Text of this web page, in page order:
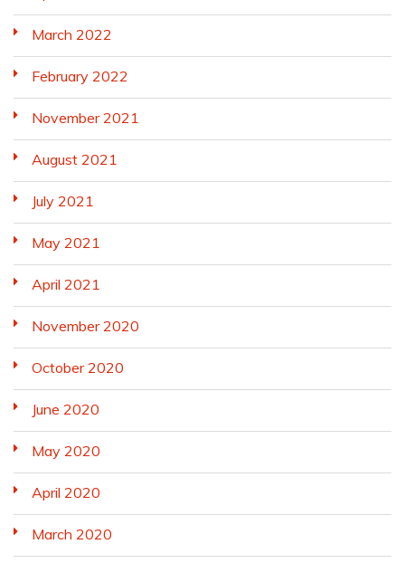
March 2022
February 2022
November 2021
August 2021
July 2021
May 2021
April 2021
November 2020
October 2020
June 2020
May 2020
April 2020
March 2020